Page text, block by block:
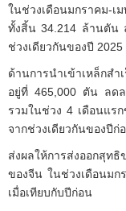
ในช่วงเดือนมกราคม-เ
ทั้งสิ้น 34.214 ล้านตัน
ช่วงเดียวกันของปี
ด้านการนำเข้าเหล็กสำ
อยู่ที่ 465,000 ตัน ลดล
รวมในช่วง 4 เดือนแร
จากช่วงเดียวกันของปีก่
ส่งผลให้การส่งออกสุทธิ
ของจีน ในช่วงเดือนมก
เมื่อเทียบกับปีก่อน